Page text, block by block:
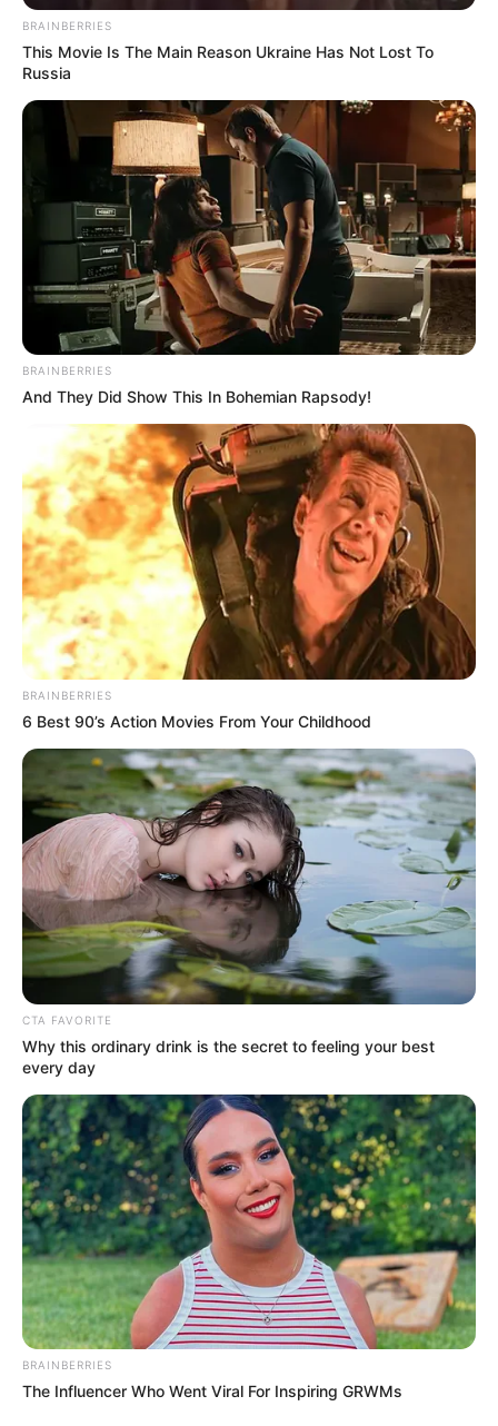
Megszólalt Magyar Péter szomszédja
Magyar Péter marad a budai otthonában
A budai hegyvidék egyik meredek, elegáns
utcájában áll Magyar Péter otthona, amelyet sűrű
növényzet takar el a kíváncsi szemek elől. Az
utcáról szinte csak a terasz egy-egy részlete látszik
ki a zöld lombok közül, a ház pedig továbbra is
ugyanabban a csendes, visszafogott környezetben
maradt, ahol a környékbeliek már évekkel korábban
megismerték őt.
BRAINBERRIES
This Movie Is The Main Reason Ukraine Has Not Lost To
Russia
BRAINBERRIES
And They Did Show This In Bohemian Rapsody!
BRAINBERRIES
6 Best 90’s Action Movies From Your Childhood
CTA FAVORITE
Why this ordinary drink is the secret to feeling your best
every day
BRAINBERRIES
The Influencer Who Went Viral For Inspiring GRWMs